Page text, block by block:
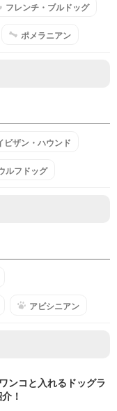
フレンチ・ブルドッグ
ポメラニアン
ビザン・ハウンド
ルフドッグ
アビシニアン
ンコと入れるドッグラ
！